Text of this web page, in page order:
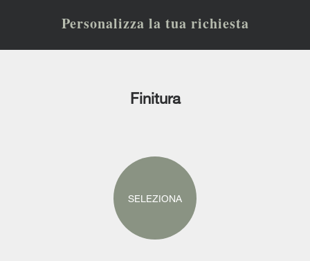
Personalizza la tua richiesta
Finitura
SELEZIONA